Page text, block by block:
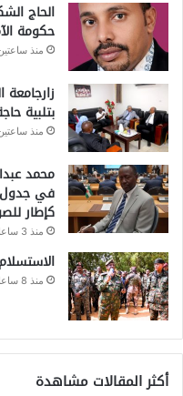
الحاج
حكومة
منذ
زارجامعة
بتلبية
منذ
محمد
في جدول
كإطار
منذ 3 ساعات
منذ 8 ساعات
أكثر المقالات مشاهدة